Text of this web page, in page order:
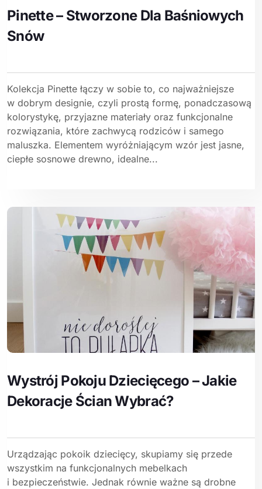
Pinette – Stworzone Dla Baśniowych
Snów
Kolekcja Pinette łączy w sobie to, co najważniejsze
w dobrym designie, czyli prostą formę, ponadczasową
kolorystykę, przyjazne materiały oraz funkcjonalne
rozwiązania, które zachwycą rodziców i samego
maluszka. Elementem wyróżniającym wzór jest jasne,
ciepłe sosnowe drewno, idealne...
Wystrój Pokoju Dziecięcego – Jakie
Dekoracje Ścian Wybrać?
Urządzając pokoik dziecięcy, skupiamy się przede
wszystkim na funkcjonalnych mebelkach
i bezpieczeństwie. Jednak równie ważne są drobne